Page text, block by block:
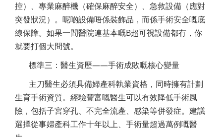
控）、專業麻醉機（確保麻醉安全）、急救設備（應對
突發狀況）。呢啲設備唔係裝飾品，而係手術安全嘅底
線保障。如果一間醫院連基本嘅B超可視設備都冇，你
就要打個大問號。
標準三：醫生資歷——手術成敗嘅核心變量
主刀醫生必須具備婦產科執業資格，同時擁有計劃
生育手術資質。經驗豐富嘅醫生可以有效降低手術風
險，包括子宮穿孔、不完全流產、感染等併發症。建議
選擇從事婦產科工作十年以上、手術量超過萬例嘅醫